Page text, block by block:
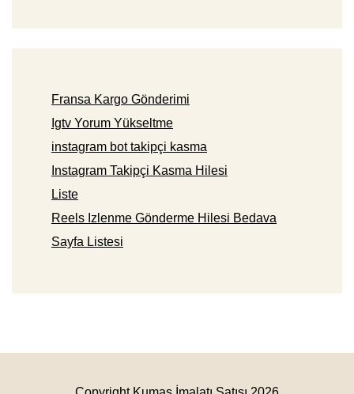
Fransa Kargo Gönderimi
Igtv Yorum Yükseltme
instagram bot takipçi kasma
Instagram Takipçi Kasma Hilesi
Liste
Reels Izlenme Gönderme Hilesi Bedava
Sayfa Listesi